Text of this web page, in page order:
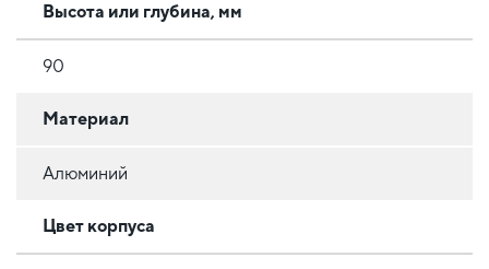
Высота или глубина, мм
90
Материал
Алюминий
Цвет корпуса